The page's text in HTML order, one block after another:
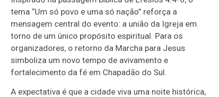
tema “Um só povo e uma só nação” reforça a
mensagem central do evento: a união da Igreja em
torno de um único propósito espiritual. Para os
organizadores, o retorno da Marcha para Jesus
simboliza um novo tempo de avivamento e
fortalecimento da fé em Chapadão do Sul.
A expectativa é que a cidade viva uma noite histórica,